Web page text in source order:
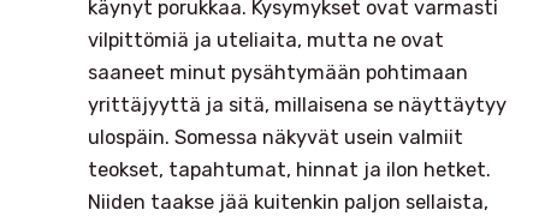
käynyt porukkaa. Kysymykset ovat varmasti
vilpittömiä ja uteliaita, mutta ne ovat
saaneet minut pysähtymään pohtimaan
yrittäjyyttä ja sitä, millaisena se näyttäytyy
ulospäin. Somessa näkyvät usein valmiit
teokset, tapahtumat, hinnat ja ilon hetket.
Niiden taakse jää kuitenkin paljon sellaista,